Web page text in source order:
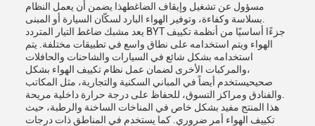
مسؤول عن تشغيل وإيقاف الضاغطهذا يضمن أن يعمل النظام
يعد مشبك ضاغط التيار المتردد BYT جزءًا أساسيًا من أنظمة تكييف
الهواء ويتم استخدامه على نطاق واسع في تطبيقات مختلفة. يتم
استخدامه بشكل شائع في السيارات والشاحنات والحافلات
،والمركبات الأخرى لضمان عمل نظام تكييف الهواء بشكل
صحيحيستخدم أيضاً في المباني السكنية والتجارية، مثل المكاتب
هذا المنتج مفيد بشكل خاص في المناخات الساخنة والرطبة، حيث
تكييف الهواء أمر ضروري. كما يستخدم في المناطق ذات درجات